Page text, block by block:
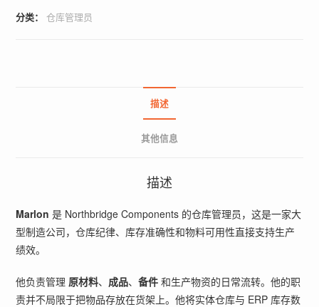
分类：仓库管理员
描述
其他信息
描述
Marlon 是 Northbridge Components 的仓库管理员，这是一家大
型制造公司，仓库纪律、库存准确性和物料可用性直接支持生产
绩效。
他负责管理 原材料、 成品、备件 和生产物资的日常流转。他的职
责并不局限于把物品存放在货架上。他将实体仓库与 ERP 库存数